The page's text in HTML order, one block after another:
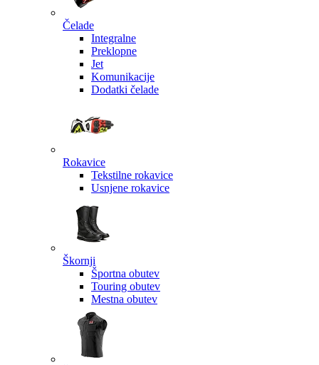
Čelade
Integralne
Preklopne
Jet
Komunikacije
Dodatki čelade
Rokavice
Tekstilne rokavice
Usnjene rokavice
Škornji
Športna obutev
Touring obutev
Mestna obutev